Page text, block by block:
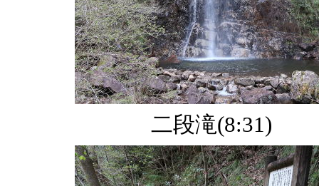
二段滝(8:31)